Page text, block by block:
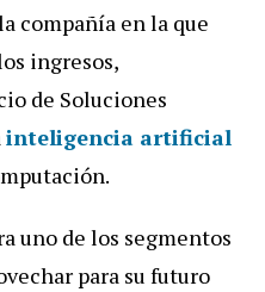
compañía en la que
ingresos,
de Soluciones
inteligencia artificial
uno de los segmentos
para su futuro